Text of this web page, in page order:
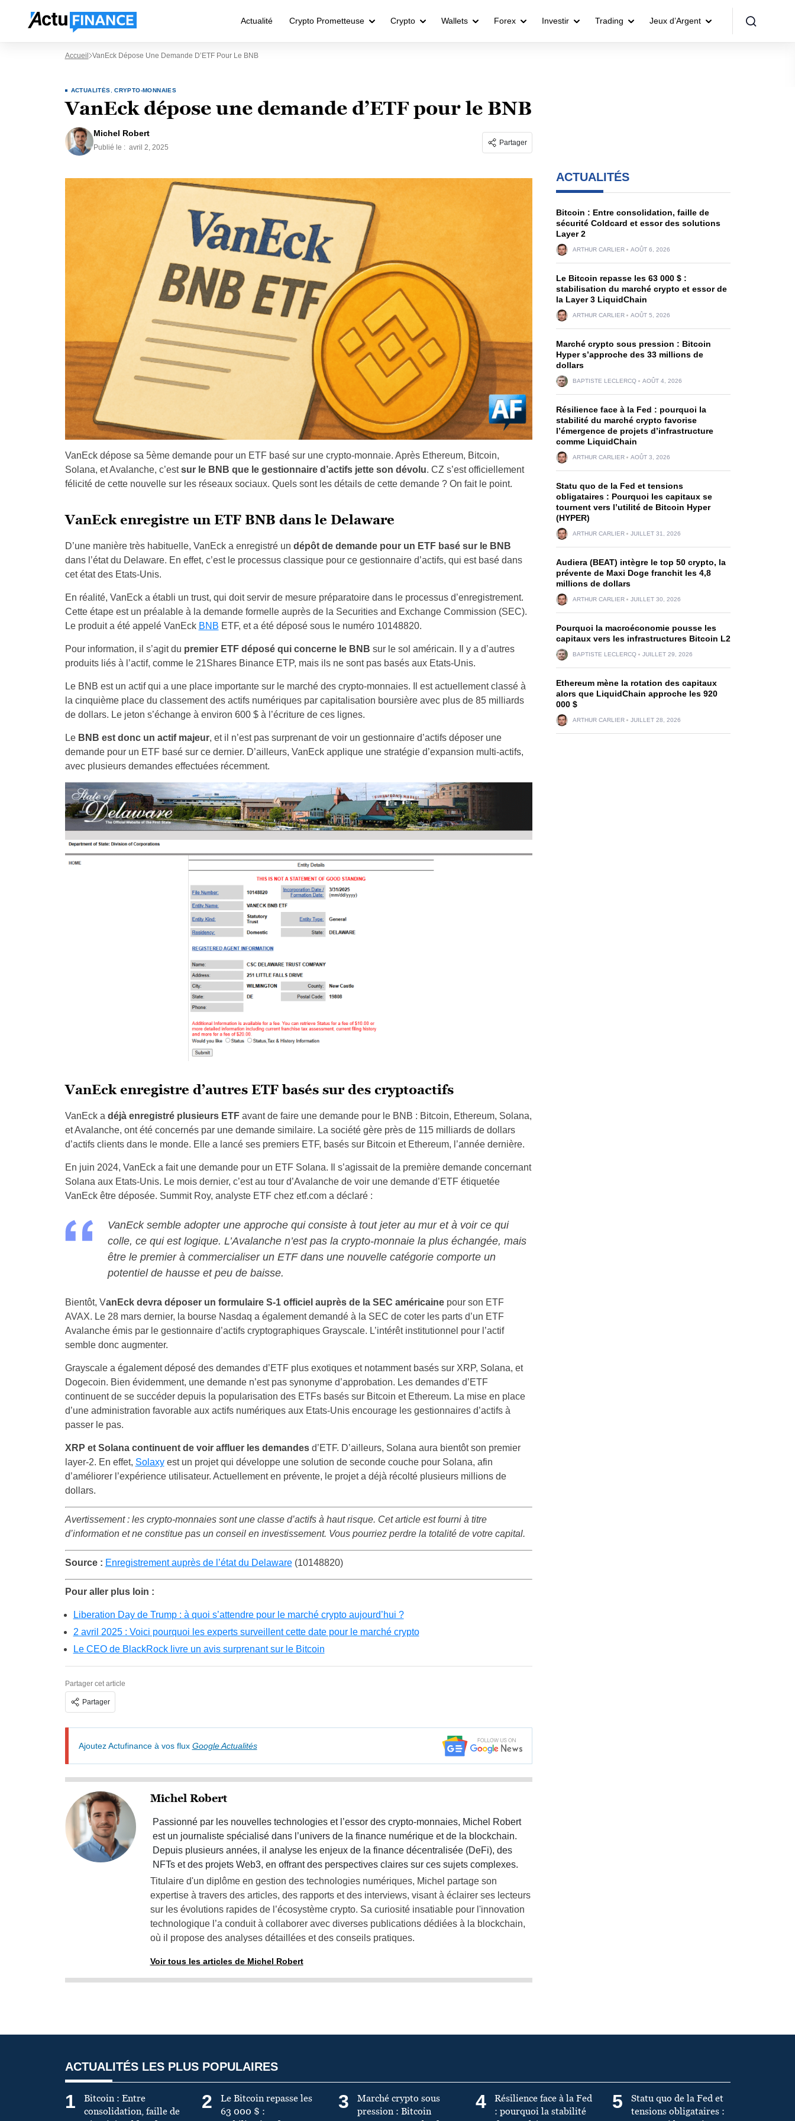
Actualité Crypto Prometteuse Crypto Wallets Forex Investir Trading Jeux d’Argent
Accueil VanEck Dépose Une Demande D’ETF Pour Le BNB
ACTUALITÉS ,CRYPTO-MONNAIES
VanEck dépose une demande d’ETF pour le BNB
Michel Robert
Publié le : avril 2, 2025
Partager
VanEck dépose sa 5ème demande pour un ETF basé sur une crypto-monnaie. Après Ethereum, Bitcoin,
Solana, et Avalanche, c’estsur le BNB que le gestionnaire d’actifs jette son dévolu. CZ s’est officiellement
félicité de cette nouvelle sur les réseaux sociaux. Quels sont les détails de cette demande ? On fait le point.
VanEck enregistre un ETF BNB dans le Delaware
D’une manière très habituelle, VanEck a enregistré un dépôt de demande pour un ETF basé sur le BNB
dans l’état du Delaware. En effet, c’est le processus classique pour ce gestionnaire d’actifs, qui est basé dans
cet état des Etats-Unis.
En réalité, VanEck a établi un trust, qui doit servir de mesure préparatoire dans le processus d’enregistrement.
Cette étape est un préalable à la demande formelle auprès de la Securities and Exchange Commission (SEC).
Le produit a été appelé VanEck BNB ETF, et a été déposé sous le numéro 10148820.
Pour information, il s’agit du premier ETF déposé qui concerne le BNB sur le sol américain. Il y a d’autres
produits liés à l’actif, comme le 21Shares Binance ETP, mais ils ne sont pas basés aux Etats-Unis.
Le BNB est un actif qui a une place importante sur le marché des crypto-monnaies. Il est actuellement classé à
la cinquième place du classement des actifs numériques par capitalisation boursière avec plus de 85 milliards
de dollars. Le jeton s’échange à environ 600 $ à l’écriture de ces lignes.
Le BNB est donc un actif majeur, et il n’est pas surprenant de voir un gestionnaire d’actifs déposer une
demande pour un ETF basé sur ce dernier. D’ailleurs, VanEck applique une stratégie d’expansion multi-actifs,
avec plusieurs demandes effectuées récemment.
VanEck enregistre d’autres ETF basés sur des cryptoactifs
VanEck adéjà enregistré plusieurs ETFavant de faire une demande pour le BNB : Bitcoin, Ethereum, Solana,
et Avalanche, ont été concernés par une demande similaire. La société gère près de 115 milliards de dollars
d’actifs clients dans le monde. Elle a lancé ses premiers ETF, basés sur Bitcoin et Ethereum, l’année dernière.
En juin 2024, VanEck a fait une demande pour un ETF Solana. Il s’agissait de la première demande concernant
Solana aux Etats-Unis. Le mois dernier, c’est au tour d’Avalanche de voir une demande d’ETF étiquetée
VanEck être déposée. Summit Roy, analyste ETF chez etf.com a déclaré :
VanEck semble adopter une approche qui consiste à tout jeter au mur et à voir ce qui
colle, ce qui est logique. L’Avalanche n’est pas la crypto-monnaie la plus échangée, mais
être le premier à commercialiser un ETF dans une nouvelle catégorie comporte un
potentiel de hausse et peu de baisse.
Bientôt, VanEck devra déposer un formulaire S-1 officiel auprès de la SEC américainepour son ETF
AVAX. Le 28 mars dernier, la bourse Nasdaq a également demandé à la SEC de coter les parts d’un ETF
Avalanche émis par le gestionnaire d’actifs cryptographiques Grayscale. L’intérêt institutionnel pour l’actif
semble donc augmenter.
Grayscale a également déposé des demandes d’ETF plus exotiques et notamment basés sur XRP, Solana, et
Dogecoin. Bien évidemment, une demande n’est pas synonyme d’approbation. Les demandes d’ETF
continuent de se succéder depuis la popularisation des ETFs basés sur Bitcoin et Ethereum. La mise en place
d’une administration favorable aux actifs numériques aux Etats-Unis encourage les gestionnaires d’actifs à
passer le pas.
XRP et Solana continuent de voir affluer les demandesd’ETF. D’ailleurs, Solana aura bientôt son premier
layer-2. En effet, Solaxyest un projet qui développe une solution de seconde couche pour Solana, afin
d’améliorer l’expérience utilisateur. Actuellement en prévente, le projet a déjà récolté plusieurs millions de
dollars.
Avertissement : les crypto-monnaies sont une classe d’actifs à haut risque. Cet article est fourni à titre
d’information et ne constitue pas un conseil en investissement. Vous pourriez perdre la totalité de votre capital.
Source : Enregistrement auprès de l’état du Delaware(10148820)
Pour aller plus loin :
Liberation Day de Trump : à quoi s’attendre pour le marché crypto aujourd’hui ?
2 avril 2025 : Voici pourquoi les experts surveillent cette date pour le marché crypto
Le CEO de BlackRock livre un avis surprenant sur le Bitcoin
Partager cet article
Partager
Ajoutez Actufinance à vos flux Google Actualités
Michel Robert
Passionné par les nouvelles technologies et l’essor des crypto-monnaies, Michel Robert
est un journaliste spécialisé dans l’univers de la finance numérique et de la blockchain.
Depuis plusieurs années, il analyse les enjeux de la finance décentralisée (DeFi), des
NFTs et des projets Web3, en offrant des perspectives claires sur ces sujets complexes.
Titulaire d'un diplôme en gestion des technologies numériques, Michel partage son
expertise à travers des articles, des rapports et des interviews, visant à éclairer ses lecteurs
sur les évolutions rapides de l’écosystème crypto. Sa curiosité insatiable pour l'innovation
technologique l’a conduit à collaborer avec diverses publications dédiées à la blockchain,
où il propose des analyses détaillées et des conseils pratiques.
Voir tous les articles de Michel Robert
ACTUALITÉS
Bitcoin : Entre consolidation, faille de
sécurité Coldcard et essor des solutions
Layer 2
ARTHUR CARLIER AOÛT 6, 2026
Le Bitcoin repasse les 63 000 $ :
stabilisation du marché crypto et essor de
la Layer 3 LiquidChain
ARTHUR CARLIER AOÛT 5, 2026
Marché crypto sous pression : Bitcoin
Hyper s’approche des 33 millions de
dollars
BAPTISTE LECLERCQ AOÛT 4, 2026
Résilience face à la Fed : pourquoi la
stabilité du marché crypto favorise
l’émergence de projets d’infrastructure
comme LiquidChain
ARTHUR CARLIER AOÛT 3, 2026
Statu quo de la Fed et tensions
obligataires : Pourquoi les capitaux se
tournent vers l’utilité de Bitcoin Hyper
(HYPER)
ARTHUR CARLIER JUILLET 31, 2026
Audiera (BEAT) intègre le top 50 crypto, la
prévente de Maxi Doge franchit les 4,8
millions de dollars
ARTHUR CARLIER JUILLET 30, 2026
Pourquoi la macroéconomie pousse les
capitaux vers les infrastructures Bitcoin L2
BAPTISTE LECLERCQ JUILLET 29, 2026
Ethereum mène la rotation des capitaux
alors que LiquidChain approche les 920
000 $
ARTHUR CARLIER JUILLET 28, 2026
ACTUALITÉS LES PLUS POPULAIRES
1
Bitcoin : Entre
consolidation, faille de
2
Le Bitcoin repasse les
63 000 $ :
3
Marché crypto sous
pression : Bitcoin
4
Résilience face à la Fed
: pourquoi la stabilité
5
Statu quo de la Fed et
tensions obligataires :